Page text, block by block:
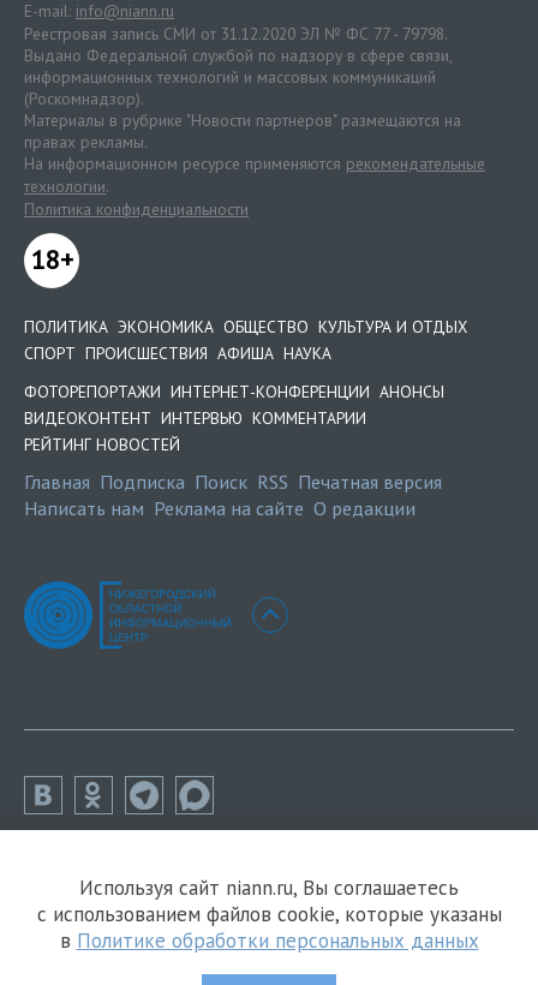
E-mail: info@niann.ru
Реестровая запись СМИ от 31.12.2020 ЭЛ № ФС 77 - 79798.
Выдано Федеральной службой по надзору в сфере связи,
информационных технологий и массовых коммуникаций
(Роскомнадзор).
Материалы в рубрике "Новости партнеров" размещаются на
правах рекламы.
На информационном ресурсе применяются рекомендательные
технологии.
Политика конфиденциальности
18+
ПОЛИТИКА ЭКОНОМИКА ОБЩЕСТВО КУЛЬТУРА И ОТДЫХ
СПОРТ ПРОИСШЕСТВИЯ АФИША НАУКА
ФОТОРЕПОРТАЖИ ИНТЕРНЕТ-КОНФЕРЕНЦИИ АНОНСЫ
ВИДЕОКОНТЕНТ ИНТЕРВЬЮ КОММЕНТАРИИ
РЕЙТИНГ НОВОСТЕЙ
Главная Подписка Поиск RSS Печатная версия
Написать нам Реклама на сайте О редакции
Используя сайт niann.ru, Вы соглашаетесь
с использованием файлов cookie, которые указаны
в Политике обработки персональных данных